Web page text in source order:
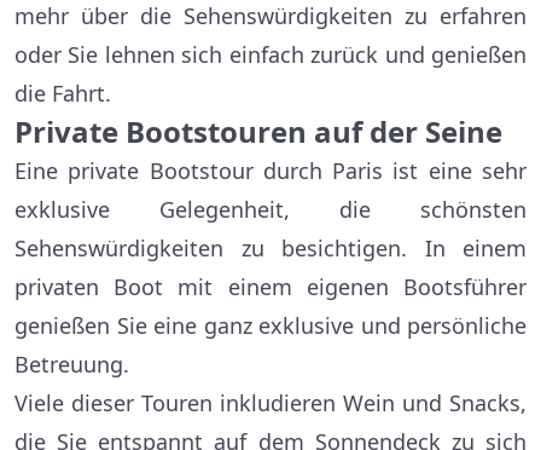
mehr über die Sehenswürdigkeiten zu erfahren
oder Sie lehnen sich einfach zurück und genießen
die Fahrt.
Private Bootstouren auf der Seine
Eine private Bootstour durch Paris ist eine sehr
exklusive Gelegenheit, die schönsten
Sehenswürdigkeiten zu besichtigen. In einem
privaten Boot mit einem eigenen Bootsführer
genießen Sie eine ganz exklusive und persönliche
Betreuung.
Viele dieser Touren inkludieren Wein und Snacks,
die Sie entspannt auf dem Sonnendeck zu sich